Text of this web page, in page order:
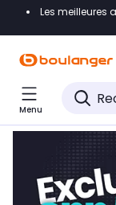
Accéder
Accéder
Accéder
Accéder
Accéder
Les meilleures
Menu